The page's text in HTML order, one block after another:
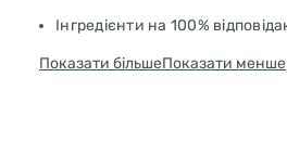
Інгредієнти на 100%
Без додавання побічних
Показати більшеПоказати менше